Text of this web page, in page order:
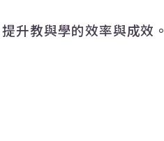
升教與學的效率與成效。